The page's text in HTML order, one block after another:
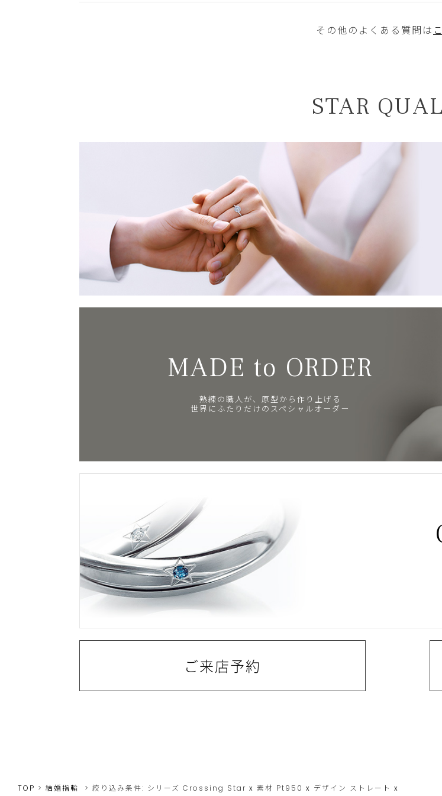
その他のよくある質問は
STAR
MADE to ORDER
熟練の職人が、原型から作り上げる
世界にふたりだけのスペシャルオーダー
ご来店予約
TOP 結婚指輪 絞り込み条件: シリーズ Crossing Star x 素材 Pt950 x デザイン ストレート x